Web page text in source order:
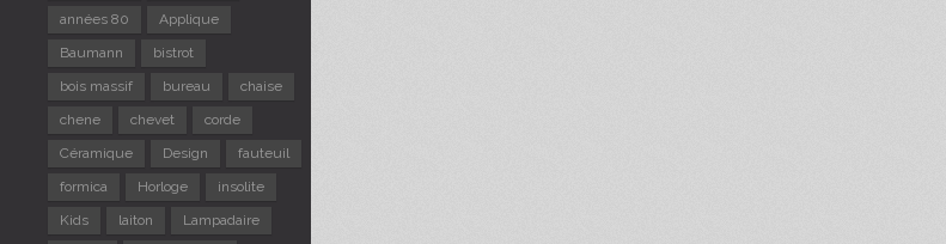
années 80
Applique
Baumann
bistrot
bois massif
bureau
chaise
chene
chevet
corde
Céramique
Design
fauteuil
formica
Horloge
insolite
Kids
laiton
Lampadaire